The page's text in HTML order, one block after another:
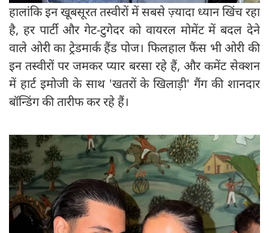
हालांकि इन खूबसूरत तस्वीरों में सबसे ज़्यादा ध्यान खिंच रहा
है, हर पार्टी और गेट-टुगेदर को वायरल मोमेंट में बदल देने
वाले ओरी का ट्रेडमार्क हैंड पोज। फिलहाल फैंस भी ओरी की
इन तस्वीरों पर जमकर प्यार बरसा रहे हैं, और कमेंट सेक्शन
में हार्ट इमोजी के साथ 'खतरों के खिलाड़ी' गैंग की शानदार
बॉन्डिंग की तारीफ कर रहे हैं।